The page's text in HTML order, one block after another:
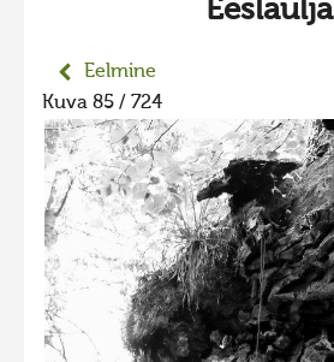
Uudised
Tegutse
Kuvavõistlused
UUS KUVAVÕISTLUS
Hiite kuvavõistlus 2026
VANEMAD KUVAVÕISTLUSED
Hiite kuvavõistlus 2025
Hiite kuvavõistlus 2025 lisa
Eeslaulja
Eelmine
Kuva 85 / 724